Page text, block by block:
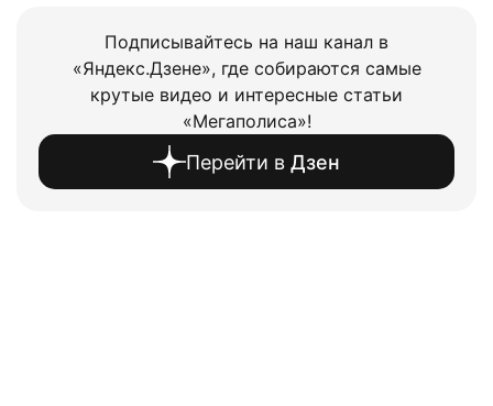
Подписывайтесь на наш канал в
«Яндекс.Дзене», где собираются самые
крутые видео и интересные статьи
«Мегаполиса»!
Перейти в Дзен